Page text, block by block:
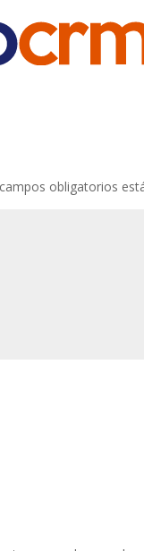
obligatorios